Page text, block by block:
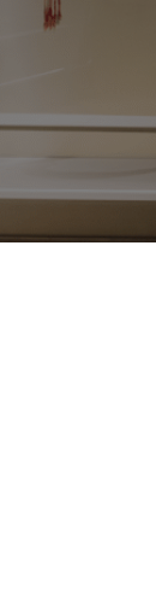
Festivals
Musique
Littérature et
Le projet de
Les
Takam Tikou
Les